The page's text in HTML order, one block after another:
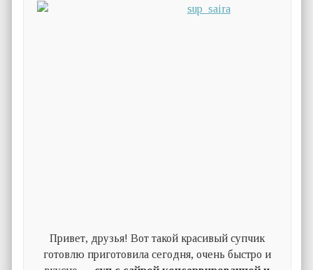
Привет, друзья! Вот такой красивый супчик
готовлю приготовила сегодня, очень быстро и